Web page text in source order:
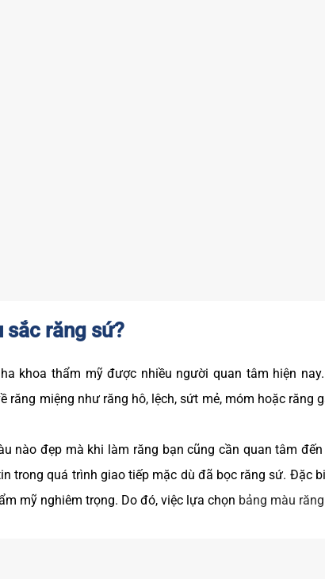
sắc răng sứ?
khoa thẩm mỹ được nhiều người quan tâm hiện
răng miệng như răng hô, lệch, sứt mẻ, móm hoặc răng
nào đẹp mà khi làm răng bạn cũng cần quan tâm
trong quá trình giao tiếp mặc dù đã bọc răng sứ. Đặc
mỹ nghiêm trọng. Do đó, việc lựa chọn bảng màu